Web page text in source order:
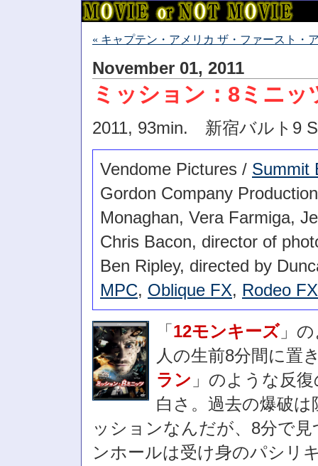
« キャプテン・アメリカ ザ・ファースト・
November 01, 2011
ミッション：8ミニッ
2011, 93min. 新宿バルト
Vendome Pictures / Summit
Gordon Company
Monaghan, Vera Farmiga,
Chris Bacon, director of
Ben Ripley, directed by
MPC, Oblique FX, Rodeo FX
「 12モンキーズ」
人の生前8分間に置
ラン 」のような反
白さ。過去の爆破
ッションなんだが、8分で
ンホールは受け身のパシリ